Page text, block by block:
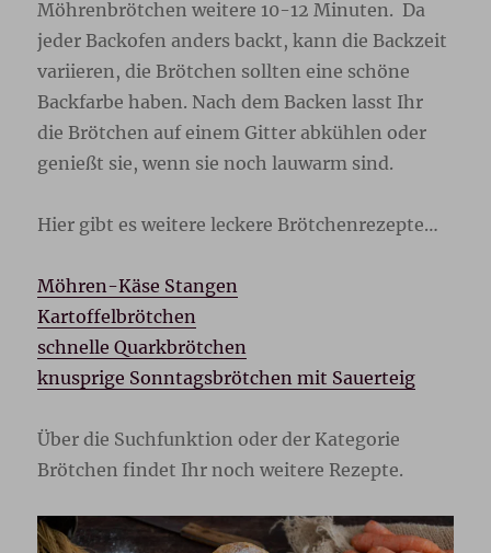
Möhrenbrötchen weitere 10-12 Minuten. Da
jeder Backofen anders backt, kann die Backzeit
variieren, die Brötchen sollten eine schöne
Backfarbe haben. Nach dem Backen lasst Ihr
die Brötchen auf einem Gitter abkühlen oder
genießt sie, wenn sie noch lauwarm sind.
Hier gibt es weitere leckere Brötchenrezepte…
Möhren-Käse Stangen
Kartoffelbrötchen
schnelle Quarkbrötchen
knusprige Sonntagsbrötchen mit Sauerteig
Über die Suchfunktion oder der Kategorie
Brötchen findet Ihr noch weitere Rezepte.